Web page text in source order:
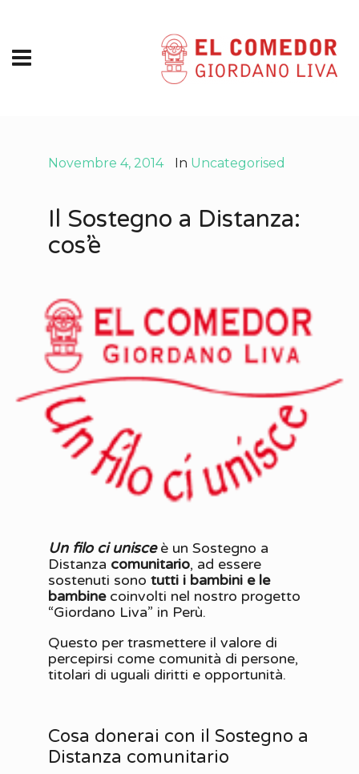
Novembre 4, 2014 In Uncategorised
Il Sostegno a Distanza:
cos’è
Un filo ci unisceè un Sostegno a
Distanza comunitario, ad essere
sostenuti sono tutti i bambini e le
bambinecoinvolti nel nostro progetto
“Giordano Liva” in Perù.
Questo per trasmettere il valore di
percepirsi come comunità di persone,
titolari di uguali diritti e opportunità.
Cosa donerai con il Sostegno a
Distanza comunitario